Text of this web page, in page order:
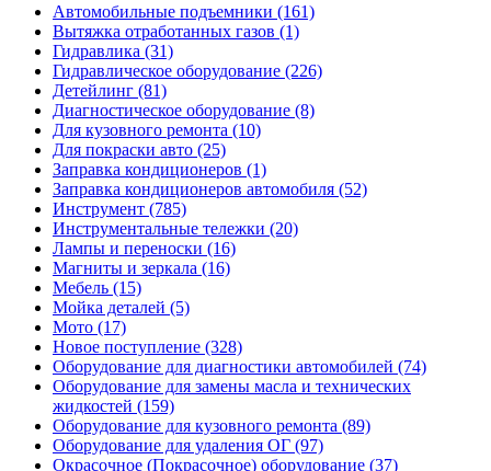
Автомобильные подъемники (161)
Вытяжка отработанных газов (1)
Гидравлика (31)
Гидравлическое оборудование (226)
Детейлинг (81)
Диагностическое оборудование (8)
Для кузовного ремонта (10)
Для покраски авто (25)
Заправка кондиционеров (1)
Заправка кондиционеров автомобиля (52)
Инструмент (785)
Инструментальные тележки (20)
Лампы и переноски (16)
Магниты и зеркала (16)
Мебель (15)
Мойка деталей (5)
Мото (17)
Новое поступление (328)
Оборудование для диагностики автомобилей (74)
Оборудование для замены масла и технических
жидкостей (159)
Оборудование для кузовного ремонта (89)
Оборудование для удаления ОГ (97)
Окрасочное (Покрасочное) оборудование (37)